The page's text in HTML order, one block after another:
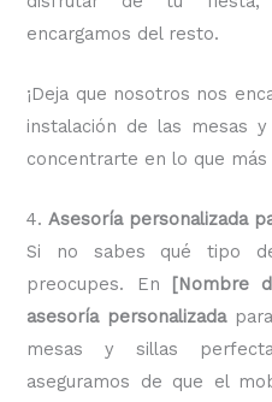
encargamos del resto.
¡Deja que nosotros nos
instalación de las mesas
concentrarte en lo que
4.Asesoría personalizada
Si no sabes qué tipo
preocupes. En
[Nombre
asesoría personalizadapara
mesas y sillas
aseguramos de que el